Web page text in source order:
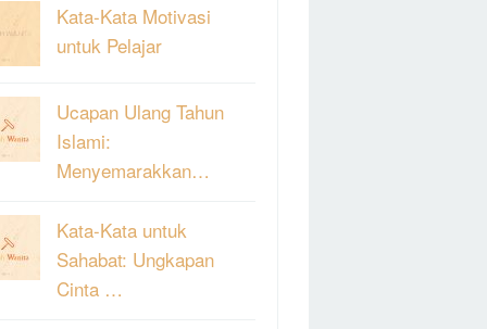
Kata-Kata Motivasi
untuk Pelajar
Ucapan Ulang Tahun
Islami:
Menyemarakkan…
Kata-Kata untuk
Sahabat: Ungkapan
Cinta …